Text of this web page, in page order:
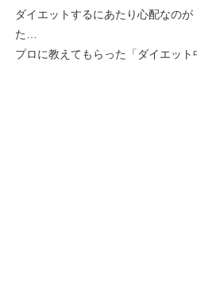
ダイエットするにあたり心配なの
た…
プロに教えてもらった「ダイエット